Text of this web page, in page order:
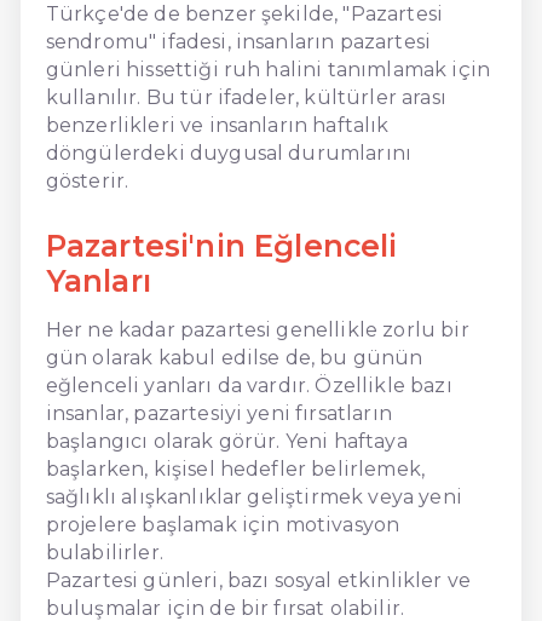
Türkçe'de de benzer şekilde, "Pazartesi
sendromu" ifadesi, insanların pazartesi
günleri hissettiği ruh halini tanımlamak için
kullanılır. Bu tür ifadeler, kültürler arası
benzerlikleri ve insanların haftalık
döngülerdeki duygusal durumlarını
gösterir.
Pazartesi'nin Eğlenceli
Yanları
Her ne kadar pazartesi genellikle zorlu bir
gün olarak kabul edilse de, bu günün
eğlenceli yanları da vardır. Özellikle bazı
insanlar, pazartesiyi yeni fırsatların
başlangıcı olarak görür. Yeni haftaya
başlarken, kişisel hedefler belirlemek,
sağlıklı alışkanlıklar geliştirmek veya yeni
projelere başlamak için motivasyon
bulabilirler.
Pazartesi günleri, bazı sosyal etkinlikler ve
buluşmalar için de bir fırsat olabilir.